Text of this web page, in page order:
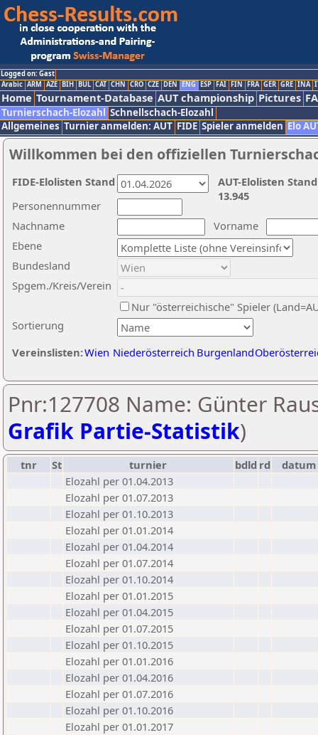
Logged on: Gast
Arabic ARM AZE BIH BUL CAT CHN CRO CZE DEN ENG ESP FAI FIN FRA GER GRE INA
Home Tournament-Database AUT championship Pictures
Turnierschach-Elozahl Schnellschach-Elozahl
Allgemeines Turnier anmelden: AUT FIDE Spieler anmelden Elo
Willkommen bei den offiziellen
Nachname
Vorname
Ebene
Sortierung
Personennummer
Bundesland
Spgem./Kreis/Verein
Nur "österreichische" Spieler
Vereinslisten:Wien Niederösterreich Burgenland
AUT-Elolisten
13.945
FIDE-Elolisten Stand
Pnr:127708 Name: Günter
Grafik Partie-Statistik)
tnr St turnier bdld rd
datum
Elozahl per 01.04.2013
Elozahl per 01.07.2013
Elozahl per 01.10.2013
Elozahl per 01.01.2014
Elozahl per 01.04.2014
Elozahl per 01.07.2014
Elozahl per 01.10.2014
Elozahl per 01.01.2015
Elozahl per 01.04.2015
Elozahl per 01.07.2015
Elozahl per 01.10.2015
Elozahl per 01.01.2016
Elozahl per 01.04.2016
Elozahl per 01.07.2016
Elozahl per 01.10.2016
Elozahl per 01.01.2017